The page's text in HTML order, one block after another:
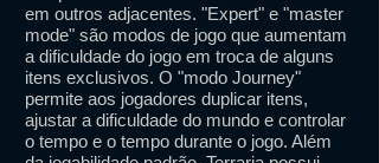
em outros adjacentes. "Expert" e "master
mode" são modos de jogo que aumentam
a dificuldade do jogo em troca de alguns
itens exclusivos. O "modo Journey"
permite aos jogadores duplicar itens,
ajustar a dificuldade do mundo e controlar
o tempo e o tempo durante o jogo. Além